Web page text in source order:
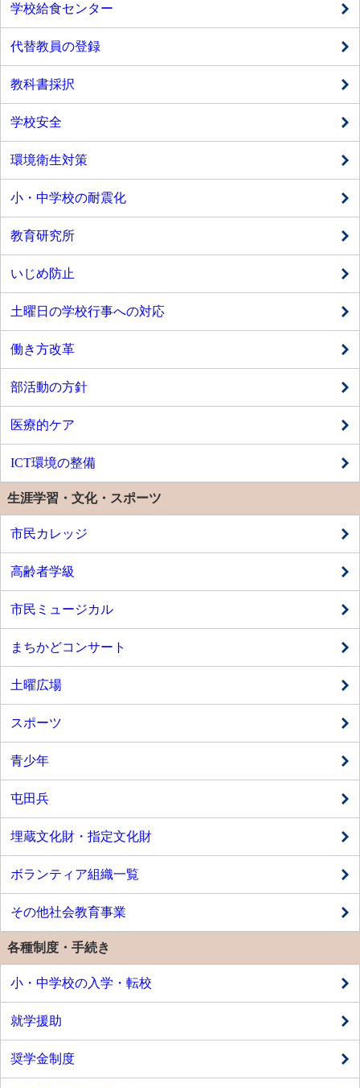
学校給食センター
代替教員の登録
教科書採択
学校安全
環境衛生対策
小・中学校の耐震化
教育研究所
いじめ防止
土曜日の学校行事への対応
働き方改革
部活動の方針
医療的ケア
ICT環境の整備
生涯学習・文化・スポーツ
市民カレッジ
高齢者学級
市民ミュージカル
まちかどコンサート
土曜広場
スポーツ
青少年
屯田兵
埋蔵文化財・指定文化財
ボランティア組織一覧
その他社会教育事業
各種制度・手続き
小・中学校の入学・転校
就学援助
奨学金制度